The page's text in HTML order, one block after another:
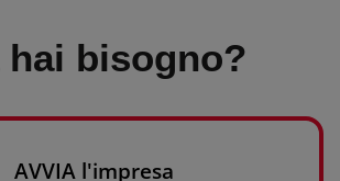
hai bisogno?
AVVIA l'impresa